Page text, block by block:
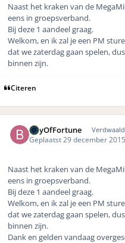
Naast het kraken van de
eens in groepsverband.
Bij deze 1 aandeel graag.
Welkom, en ik zal je een PM
dat we zaterdag gaan spelen,
binnen zijn.
Citeren
BayOfFortune
Geplaatst 29 december 2015
Naast het kraken van de
eens in groepsverband.
Bij deze 1 aandeel graag.
Welkom, en ik zal je een PM
dat we zaterdag gaan spelen,
binnen zijn.
Dank en gelden vandaag